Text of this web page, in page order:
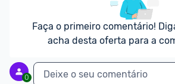
bancária para o MagaluPay por PIX;
- Para parclar compras, é
cartão de crédito no MagaluPay;
Faça o primeiro comentário!
acha desta oferta para a
0 Deixe o seu comentário